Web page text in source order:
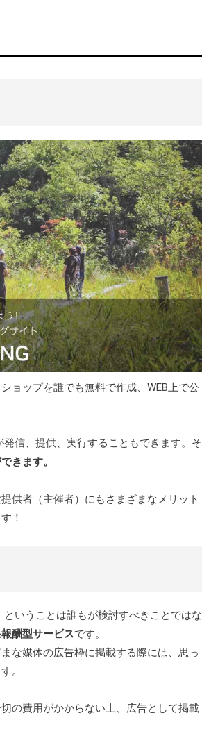
ョップを誰でも無料で作成、WEB上で公
信、提供、実行することもできます。そ
きます。
供者（主催者）にもさまざまなメリット
！
ということは誰もが検討すべきことではな
酬型サービスです。
な媒体の広告枠に掲載する際には、思っ
。
の費用がかからない上、広告として掲載